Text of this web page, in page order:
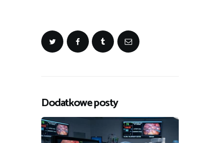
Dodatkowe posty